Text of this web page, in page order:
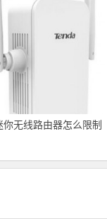
你无线路由器怎么限制